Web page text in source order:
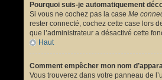
Pourquoi suis-je automatiquement
Si vous ne cochez pas la case Me
rester connecté, cochez cette case lors
que l’administrateur a désactivé cette
Haut
Comment empêcher mon nom
Vous trouverez dans votre panneau de